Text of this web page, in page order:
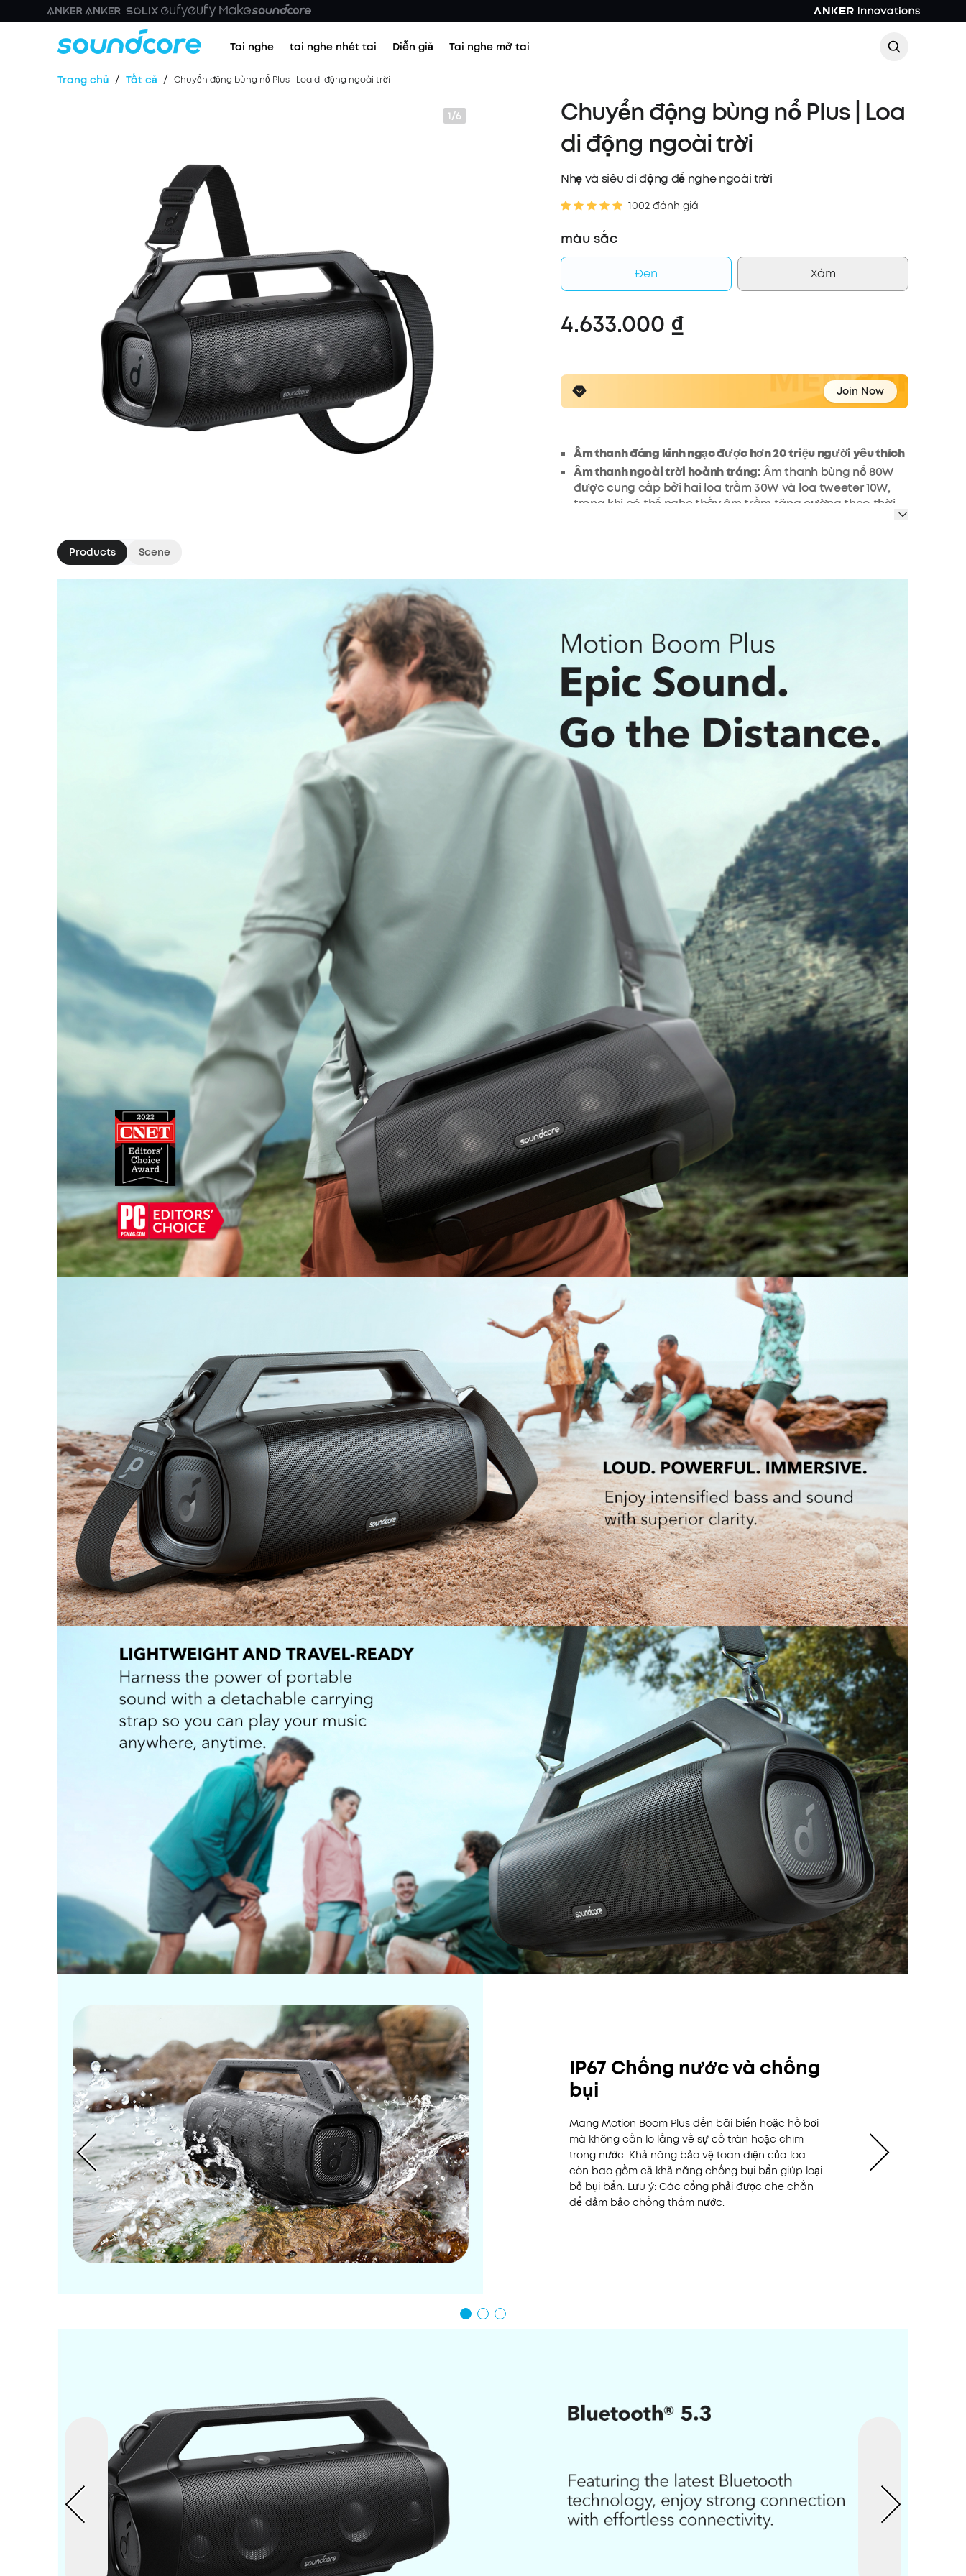
Tai nghe tai nghe nhét tai Diễn giả Tai nghe mở tai
Trang chủ / Tất cả / Chuyển động bùng nổ Plus | Loa di động ngoài trời
1/6
Products Scene
Chuyển động bùng nổ Plus | Loa
di động ngoài trời
Nhẹ và siêu di động để nghe ngoài trời
1002 đánh giá
màu sắc
Đen Xám
4.633.000 ₫
Join Now
Âm thanh đáng kinh ngạc được hơn 20 triệu người yêu thích
Âm thanh ngoài trời hoành tráng: Âm thanh bùng nổ 80W
được cung cấp bởi hai loa trầm 30W và loa tweeter 10W,
trong khi có thể nghe thấy âm trầm tăng cường theo thời
Thời gian chơi 20 giờ
Loa ngoài trời Motion Boom Plus
được trang bị viên pin dung lượng 13.400mAh với thời gian
sử dụng 20 giờ giúp bạn tránh khỏi rắc rối phải sạc thường
xuyên và giúp việc nghe nhạc trở nên thú vị hơn.
Chống nước và bụi
:Với chứng nhận IP67, bạn sẽ không bao
giờ phải lo lắng về nước bắn, mưa, sự cố tràn hoặc bụi khi
bạn ra ngoài với loa ngoài trời Motion Boom Plus.
Ghi chú
Để có hiệu suất cao nhất, vui lòng sử dụng ứng
dụng soundcore và cập nhật lên chương trình cơ sở mới
nhất.
IP67 Chống nước và chống
bụi
Mang Motion Boom Plus đến bãi biển hoặc hồ bơi
mà không cần lo lắng về sự cố tràn hoặc chìm
trong nước. Khả năng bảo vệ toàn diện của loa
còn bao gồm cả khả năng chống bụi bẩn giúp loại
bỏ bụi bẩn. Lưu ý: Các cổng phải được che chắn
để đảm bảo chống thấm nước.